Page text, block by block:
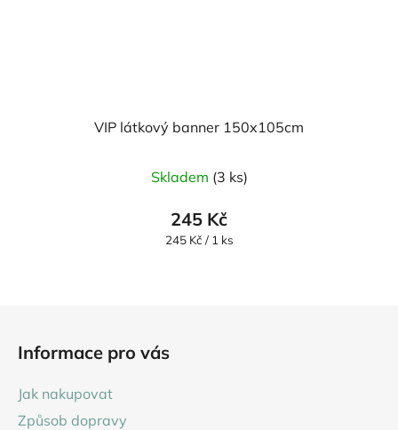
VIP látkový banner 150x105cm
hodnocení
produktu
je
Skladem (3 ks)
245 Kč
Měrná
245 Kč / 1 ks
Informace pro vás
Jak nakupovat
Způsob dopravy